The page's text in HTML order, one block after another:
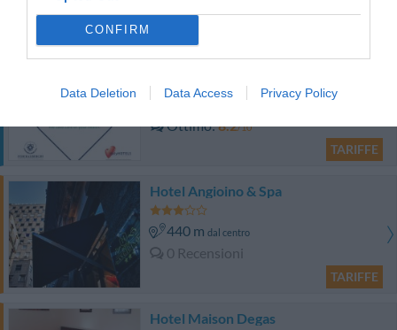
CONFIRM
Data Deletion Data Access Privacy Policy
Hotel Garden
Ottimo 8.2/10
TARIFFE
Hotel Angioino & Spa
440 m dal centro
0 Recensioni
TARIFFE
Hotel Maison Degas